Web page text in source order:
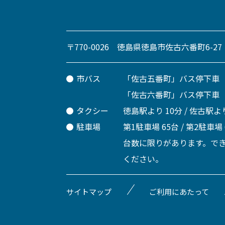
〒770-0026 徳島県徳島市佐古六番町6-27
市バス
「佐古五番町」バス停下
「佐古六番町」バス停下
タクシー
徳島駅より 10分 / 佐古駅
駐車場
第1駐車場 65台 / 第2駐車
台数に限りがあります。で
ください。
サイトマップ ご利用にあたって